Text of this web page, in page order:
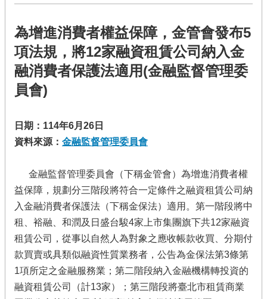
為增進消費者權益保障，金管會發布5
項法規，將12家融資租賃公司納入金
融消費者保護法適用(金融監督管理委
員會)
日期：114年6月26日
資料來源： 金融監督管理委員會
金融監督管理委員會（下稱金管會）為增進消費者權
益保障，規劃分三階段將符合一定條件之融資租賃公司納
入金融消費者保護法（下稱金保法）適用。第一階段將中
租、裕融、和潤及日盛台駿4家上市集團旗下共12家融資
租賃公司，從事以自然人為對象之應收帳款收買、分期付
款買賣或具類似融資性質業務者，公告為金保法第3條第
1項所定之金融服務業；第二階段納入金融機構轉投資的
融資租賃公司（計13家）；第三階段將臺北市租賃商業